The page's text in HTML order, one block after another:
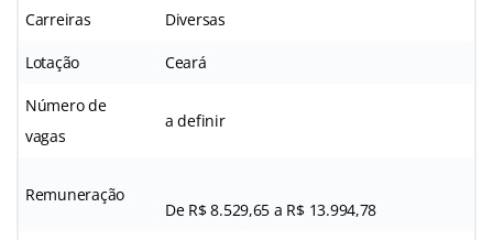
Carreiras Diversas
Lotação Ceará
Número de
vagas
a definir
Remuneração
De R$ 8.529,65 a R$ 13.994,78